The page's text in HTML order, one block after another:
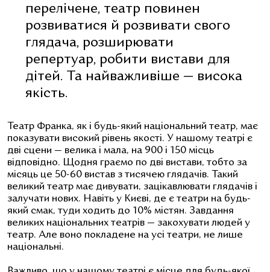
перелічене, театр повинен
розвиватися й розвивати свого
глядача, розширювати
репертуар, робити вистави для
дітей. Та найважливіше — висока
якість.
Театр Франка, як і будь-який національний театр, має
показувати високий рівень якості. У нашому театрі є
дві сцени — велика і мала, на 900 і 150 місць
відповідно. Щодня граємо по дві вистави, тобто за
місяць це 50-60 вистав з тисячею глядачів. Такий
великий театр має дивувати, зацікавлювати глядачів і
залучати нових. Навіть у Києві, де є театри на будь-
який смак, туди ходить до 10% містян. Завдання
великих національних театрів — закохувати людей у
театр. Але воно покладене на усі театри, не лише
національні.